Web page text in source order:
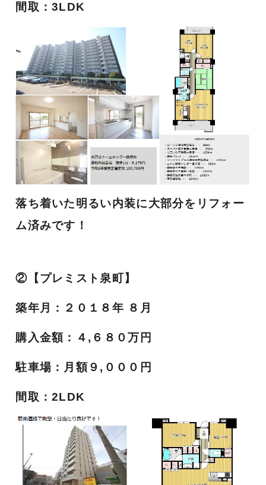
間取：3LDK
落ち着いた明るい内装に大部分をリフォー
ム済みです！
②【プレミスト泉町】
築年月：２０１８年 ８月
購入金額：４,６８０万円
駐車場：月額９,０００円
間取：2LDK